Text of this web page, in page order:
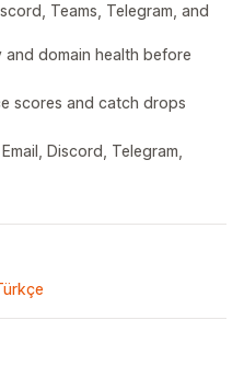
Teams, Telegram, and
domain health before
scores and catch drops
Discord, Telegram,